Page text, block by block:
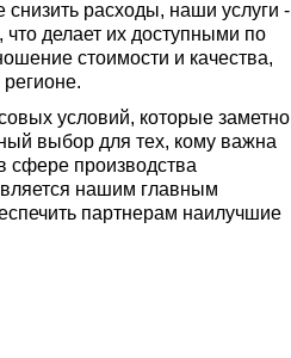
расходы, наши услуги -
делает их доступными по
стоимости и качества,
условий, которые заметно
выбор для тех, кому важна
сфере производства
нашим главным
партнерам наилучшие